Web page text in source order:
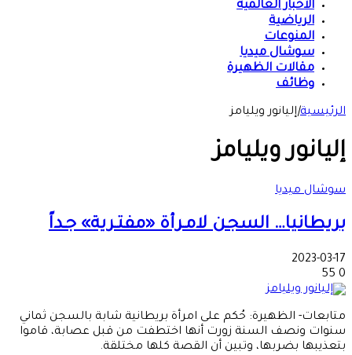
الأخبار العالمية
الرياضية
المنوعات
سوشال ميديا
مقالات الظهيرة
وظائف
الرئيسية|إليانور ويليامز
إليانور ويليامز
سوشال ميديا
بريطانيا… السجـن لامـرأة «مفتـرية» جـداً
2023-03-17
0
متابعات- الظهيرة: حُكم على امرأة بريطانية شابة بالسجن ثماني
سنوات ونصف السنة زورت أنها اختطفت من قبل عصابة، قاموا
بتعذيبها بضربها، وتبين أن القصة كلها مختلقة.